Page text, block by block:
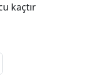
kaçtır